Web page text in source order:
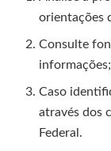
orientações
Consulte
informações;
Caso
através dos
Federal.